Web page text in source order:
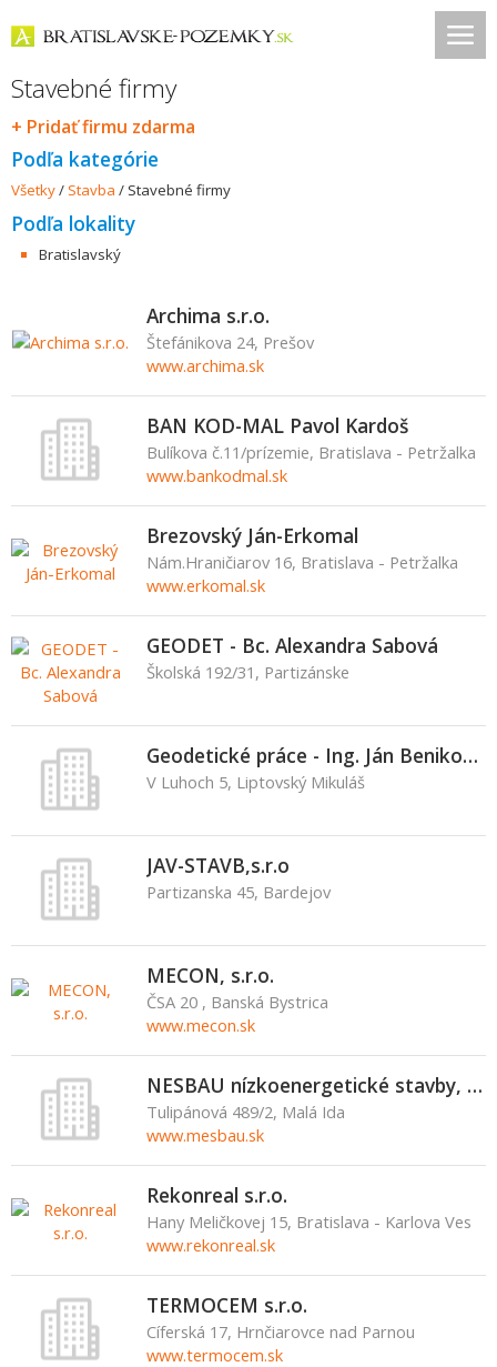
Stavebné firmy
+ Pridať firmu zdarma
Podľa kategórie
Všetky/Stavba / Stavebné firmy
Podľa lokality
Bratislavský
Archima s.r.o.
Štefánikova 24, Prešov
www.archima.sk
BAN KOD-MAL Pavol Kardoš
Bulíkova č.11/prízemie, Bratislava - Petržalka
www.bankodmal.sk
Brezovský Ján-Erkomal
Nám.Hraničiarov 16, Bratislava - Petržalka
www.erkomal.sk
GEODET - Bc. Alexandra Sabová
Školská 192/31, Partizánske
Geodetické práce - Ing. Ján Benikovský
V Luhoch 5, Liptovský Mikuláš
JAV-STAVB,s.r.o
Partizanska 45, Bardejov
MECON, s.r.o.
ČSA 20 , Banská Bystrica
www.mecon.sk
NESBAU nízkoenergetické stavby, s.r.o.
Tulipánová 489/2, Malá Ida
www.mesbau.sk
Rekonreal s.r.o.
Hany Meličkovej 15, Bratislava - Karlova Ves
www.rekonreal.sk
TERMOCEM s.r.o.
Cíferská 17, Hrnčiarovce nad Parnou
www.termocem.sk